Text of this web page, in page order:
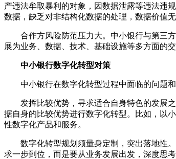
产违法牟取暴利的对象，因数据泄露等违法违
数据，缺乏对非结构化数据的处理，数据价值无
合作方风险防范压力大。中小银行与第三
展为业务、数据、技术、基础设施等多方面的
中小银行数字化转型对策
中小银行在数字化转型过程中面临的问题
发挥比较优势，寻求适合自身特色的发展
据自身的比较优势进行数字化转型。比如，以
性数字化产品和服务。
数字化转型规划须量身定制，突出落地性
求一步到位，而是要从业务发展出发，深度思